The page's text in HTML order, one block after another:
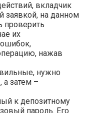
вкладчик
заявкой, на данном
проверить
их
ошибок,
нажав
нужно
а затем –
к депозитному
пароль. Его